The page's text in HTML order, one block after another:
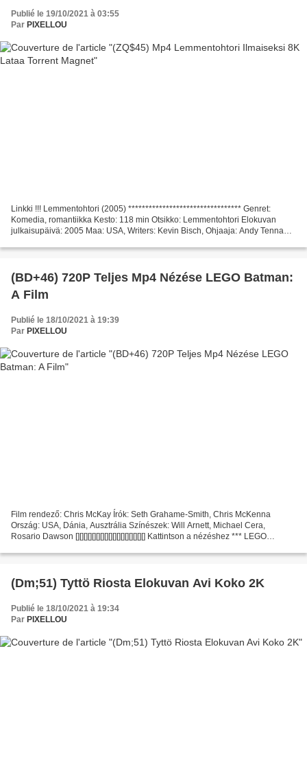
Publié le 19/10/2021 à 03:55
Par PIXELLOU
Linkki !!! Lemmentohtori (2005) ********************************* Genret:
Komedia, romantiikka Kesto: 118 min Otsikko: Lemmentohtori Elokuvan
julkaisupäivä: 2005 Maa: USA, Writers: Kevin Bisch, Ohjaaja: Andy Tennant,
(BD+46) 720P Teljes Mp4 Nézése LEGO Batman:
A Film
Publié le 18/10/2021 à 19:39
Par PIXELLOU
Film rendező: Chris McKay Írók: Seth Grahame-Smith, Chris McKenna
Ország: USA, Dánia, Ausztrália Színészek: Will Arnett, Michael Cera,
Rosario Dawson [][][][][][][][][][][][][][][][][] Kattintson a nézéshez *** LEGO
(Dm;51) Tyttö Riosta Elokuvan Avi Koko 2K
Publié le 18/10/2021 à 19:34
Par PIXELLOU